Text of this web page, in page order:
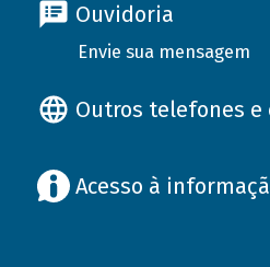
Ouvidoria
Envie sua mensagem
Outros telefones e
Acesso à